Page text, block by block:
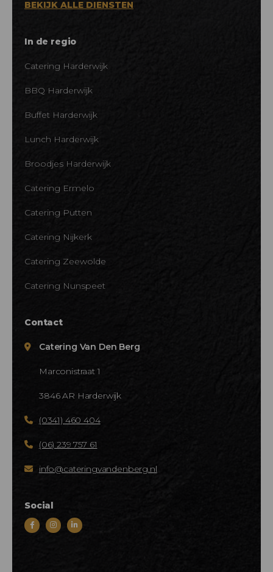
BEKIJK ALLE DIENSTEN
In de regio
Catering Harderwijk
BBQ Harderwijk
Buffet Harderwijk
Lunch Harderwijk
Broodjes Harderwijk
Catering Ermelo
Catering Putten
Catering Nijkerk
Catering Zeewolde
Catering Nunspeet
Contact
Catering Van Den Berg
Marconistraat 1
3846 AR Harderwijk
(0341) 460 404
(06) 239 757 61
info@cateringvandenberg.nl
Social